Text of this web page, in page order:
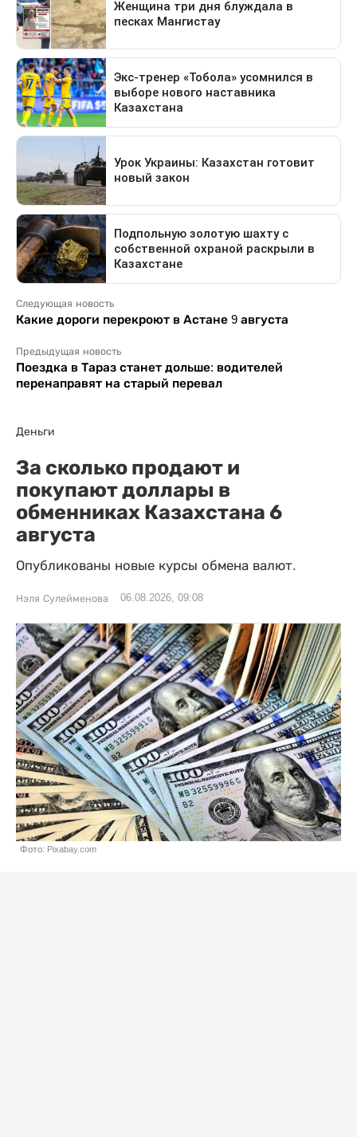
Следующая новость
Какие дороги перекроют в Астане 9 августа
Предыдущая новость
Поездка в Тараз станет дольше: водителей
перенаправят на старый перевал
Деньги
За сколько продают и
покупают доллары в
обменниках Казахстана 6
августа
Опубликованы новые курсы обмена валют.
Нэля Сулейменова 06.08.2026, 09:08
Фото: Pixabay.com